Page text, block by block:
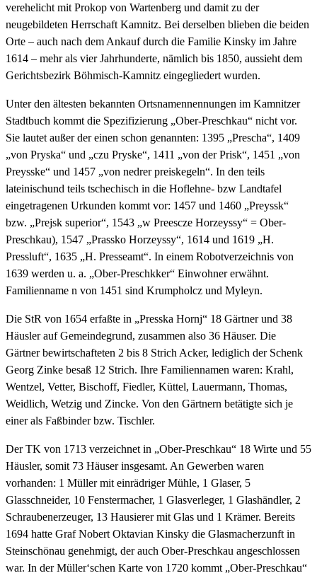
verehelicht mit Prokop von Wartenberg und damit zu der
neugebildeten Herrschaft Kamnitz. Bei derselben blieben die beiden
Orte – auch nach dem Ankauf durch die Familie Kinsky im Jahre
1614 – mehr als vier Jahrhunderte, nämlich bis 1850, aussieht dem
Gerichtsbezirk Böhmisch-Kamnitz eingegliedert wurden.
Unter den ältesten bekannten Ortsnamennennungen im Kamnitzer
Stadtbuch kommt die Spezifizierung „Ober-Preschkau“ nicht vor.
Sie lautet außer der einen schon genannten: 1395 „Prescha“, 1409
„von Pryska“ und „czu Pryske“, 1411 „von der Prisk“, 1451 „von
Preysske“ und 1457 „von nedrer preiskegeln“. In den teils
lateinischund teils tschechisch in die Hoflehne- bzw Landtafel
eingetragenen Urkunden kommt vor: 1457 und 1460 „Preyssk“
bzw. „Prejsk superior“, 1543 „w Preescze Horzeyssy“ = Ober-
Preschkau), 1547 „Prassko Horzeyssy“, 1614 und 1619 „H.
Pressluft“, 1635 „H. Presseamt“. In einem Robotverzeichnis von
1639 werden u. a. „Ober-Preschkker“ Einwohner erwähnt.
Familienname n von 1451 sind Krumpholcz und Myleyn.
Die StR von 1654 erfaßte in „Presska Hornj“ 18 Gärtner und 38
Häusler auf Gemeindegrund, zusammen also 36 Häuser. Die
Gärtner bewirtschafteten 2 bis 8 Strich Acker, lediglich der Schenk
Georg Zinke besaß 12 Strich. Ihre Familiennamen waren: Krahl,
Wentzel, Vetter, Bischoff, Fiedler, Küttel, Lauermann, Thomas,
Weidlich, Wetzig und Zincke. Von den Gärtnern betätigte sich je
einer als Faßbinder bzw. Tischler.
Der TK von 1713 verzeichnet in „Ober-Preschkau“ 18 Wirte und 55
Häusler, somit 73 Häuser insgesamt. An Gewerben waren
vorhanden: 1 Müller mit einrädriger Mühle, 1 Glaser, 5
Glasschneider, 10 Fenstermacher, 1 Glasverleger, 1 Glashändler, 2
Schraubenerzeuger, 13 Hausierer mit Glas und 1 Krämer. Bereits
1694 hatte Graf Nobert Oktavian Kinsky die Glasmacherzunft in
Steinschönau genehmigt, der auch Ober-Preschkau angeschlossen
war. In der Müller‘schen Karte von 1720 kommt „Ober-Preschkau“